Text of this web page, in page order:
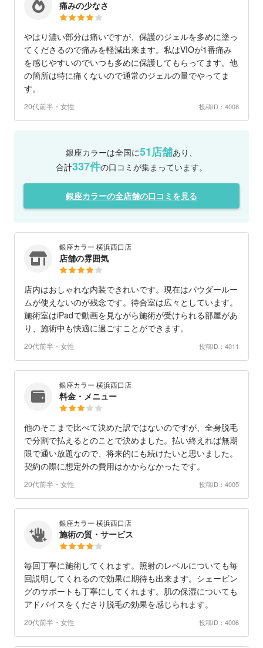
痛みの少なさ
やはり濃い部分は痛いですが、保護のジェルを多めに塗っ
てくださるので痛みを軽減出来ます。私はVIOが1番痛み
を感じやすいのでいつも多めに保護してもらってます。他
の箇所は特に痛くないので通常のジェルの量でやってま
す。
20代前半・女性 投稿ID：4008
銀座カラーは全国に51店舗あり、
合計337件の口コミが集まっています。
銀座カラーの全店舗の口コミを見る
銀座カラー 横浜西口店
店舗の雰囲気
店内はおしゃれな内装できれいです。現在はパウダールー
ムが使えないのが残念です。待合室は広々としています。
施術室はiPadで動画を見ながら施術が受けられる部屋があ
り、施術中も快適に過ごすことができます。
20代前半・女性 投稿ID：4011
銀座カラー 横浜西口店
料金・メニュー
他のそこまで比べて決めた訳ではないのですが、全身脱毛
で分割で払えるとのことで決めました。払い終えれば無期
限で通い放題なので、将来的にも続けたいと思いました。
契約の際に想定外の費用はかからなかったです。
20代前半・女性 投稿ID：4005
銀座カラー 横浜西口店
施術の質・サービス
毎回丁寧に施術してくれます。照射のレベルについても毎
回説明してくれるので効果に期待も出来ます。シェービン
グのサポートも丁寧にしてくれます。肌の保湿についても
アドバイスをくださり脱毛の効果を感じられます。
20代前半・女性 投稿ID：4006